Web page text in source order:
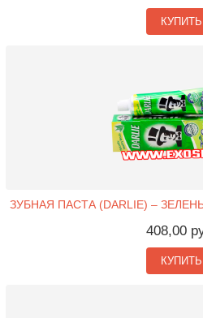
КУПИТЬ
ЗУБНАЯ ПАСТА (DARLIE) –
408,00
КУПИТЬ